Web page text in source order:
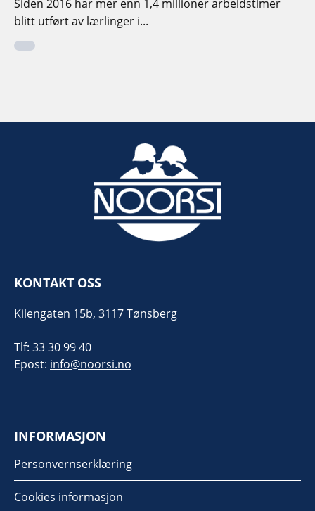
Siden 2016 har mer enn 1,4 millioner arbeidstimer
blitt utført av lærlinger i...
KONTAKT OSS
Kilengaten 15b, 3117 Tønsberg
Tlf: 33 30 99 40
Epost: info@noorsi.no
INFORMASJON
Personvernserklæring
Cookies informasjon